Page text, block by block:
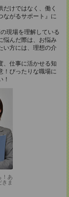
けではなく、働く
ながるサポート』に
現場を理解している
悩んだ際は、お悩み
い方には、理想の介
、仕事に活かせる知
！ぴったりな職場に
！
！あ
ま